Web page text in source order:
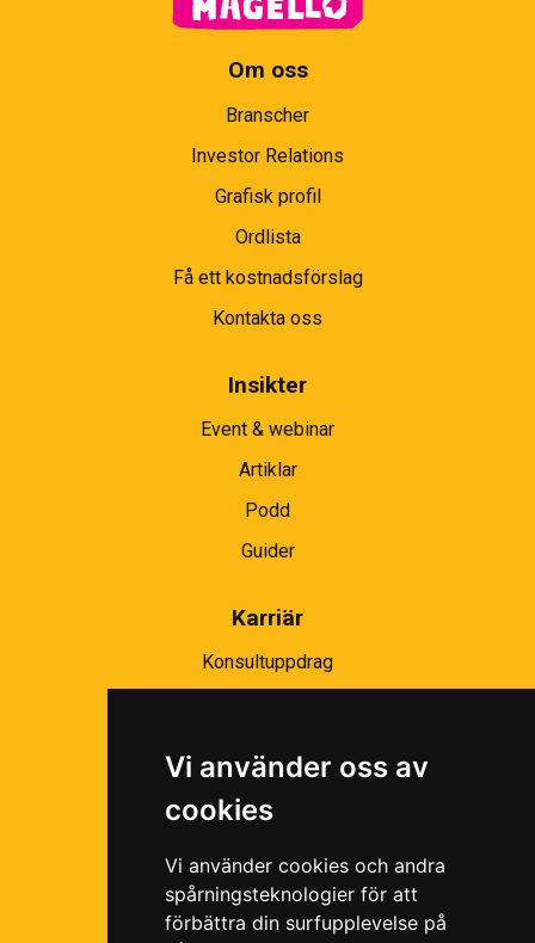
Vi använder oss av
cookies
Vi använder cookies och andra
spårningsteknologier för att
förbättra din surfupplevelse på
Om oss
Branscher
Investor Relations
Grafisk profil
Ordlista
Få ett kostnadsförslag
Kontakta oss
Insikter
Event & webinar
Artiklar
Podd
Guider
Karriär
Konsultuppdrag
Ramavtal